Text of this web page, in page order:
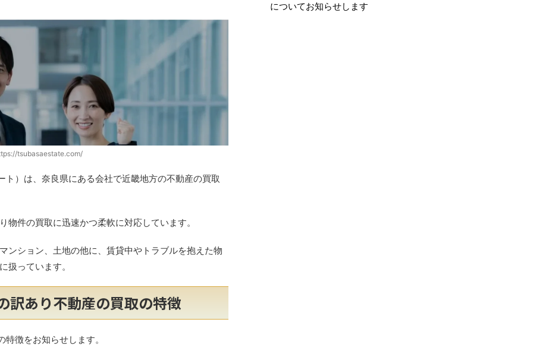
tsubasaestate.com/
）は、奈良県にある会社で近畿地方の不動産の買取
物件の買取に迅速かつ柔軟に対応しています。
ンション、土地の他に、賃貸中やトラブルを抱えた物
扱っています。
訳あり不動産の買取の特徴
徴をお知らせします。
についてお知らせします